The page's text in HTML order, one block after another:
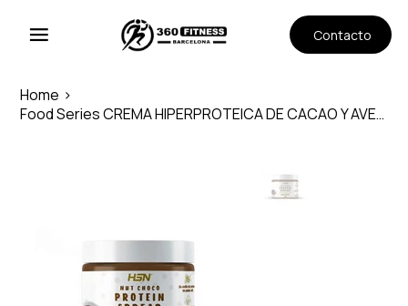
Contacto
Home >
Food Series CREMA HIPERPROTEICA DE CACAO Y AVELLANAS BAJA EN AZÚCAR 300g